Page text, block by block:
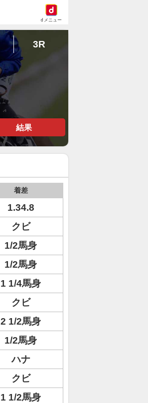
dメニュー
3R
結果
着差
1.34.8
クビ
1/2馬身
1/2馬身
1 1/4馬身
クビ
2 1/2馬身
1/2馬身
ハナ
クビ
1 1/2馬身